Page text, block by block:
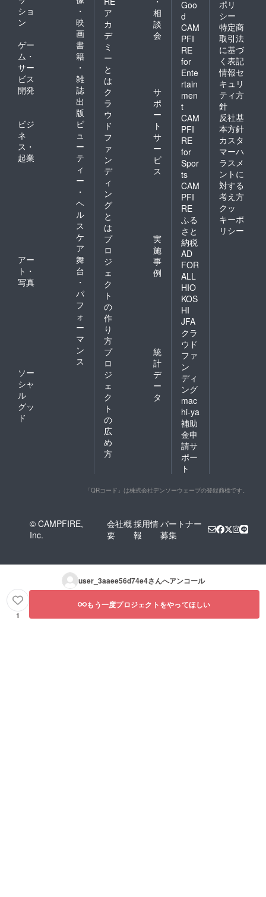
ショ
ン
・
映
画
ゲー
ム・
サー
ビス
開発
書
籍
・
雑
誌
出
版
ビジ
ネ
ス・
起業
ビ
ュ
ー
テ
ィ
ー
・
ヘ
ル
ス
ケ
ア
アー
ト・
写真
舞
台
・
パ
フ
ォ
ー
マ
ン
ス
ソー
シャ
ル
グッ
ド
ア
カ
デ
ミ
ー
と
は
相
談
会
ク
ラ
ウ
ド
フ
ァ
ン
デ
ィ
ン
グ
と
は
サ
ポ
ー
ト
サ
ー
ビ
ス
プ
ロ
ジ
ェ
ク
ト
の
作
り
方
実
施
事
例
プ
ロ
ジ
ェ
ク
ト
の
広
め
方
統
計
デ
ー
タ
Goo
d
CAM
PFI
RE
for
Ente
rtain
men
t
CAM
PFI
RE
for
Spor
ts
CAM
PFI
RE
ふる
さと
納税
AD
FOR
ALL
HIO
KOS
HI
JFA
クラ
ウド
ファ
ン
ディ
ング
mac
hi-ya
補助
金申
請サ
ポー
ト
ポリ
シー
特定商
取引法
に基づ
く表記
情報セ
キュリ
ティ方
針
反社基
本方針
カスタ
マーハ
ラスメ
ントに
対する
考え方
クッ
キーポ
リシー
「QRコード」は株式会社デンソーウェーブの登録商標です。
© CAMPFIRE,
Inc.
会社概
要
採用情
報
パートナー
募集
user_3aaee56d74e4さんへアンコール
1
もう一度プロジェクトをやってほしい